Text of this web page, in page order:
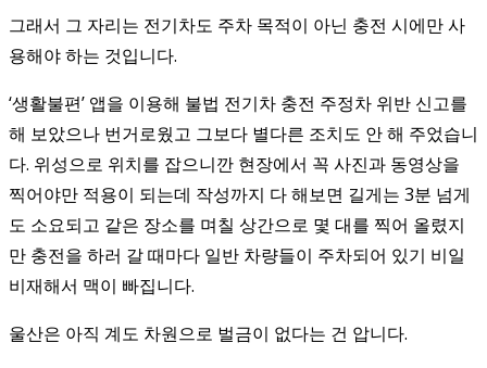
그래서 그 자리는 전기차도 주차 목적이 아닌 충전 시에만 사
용해야 하는 것입니다.
‘생활불편’ 앱을 이용해 불법 전기차 충전 주정차 위반 신고를
해 보았으나 번거로웠고 그보다 별다른 조치도 안 해 주었습니
다. 위성으로 위치를 잡으니깐 현장에서 꼭 사진과 동영상을
찍어야만 적용이 되는데 작성까지 다 해보면 길게는 3분 넘게
도 소요되고 같은 장소를 며칠 상간으로 몇 대를 찍어 올렸지
만 충전을 하러 갈 때마다 일반 차량들이 주차되어 있기 비일
비재해서 맥이 빠집니다.
울산은 아직 계도 차원으로 벌금이 없다는 건 압니다.